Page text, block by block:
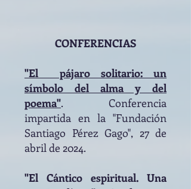
CONFERENCIAS
"El pájaro solitario: un
símbolo del alma y del
poema".
Conferencia
impartida en la "Fundación
Santiago Pérez Gago", 27 de
abril de 2024.
"El Cántico espiritual. Una